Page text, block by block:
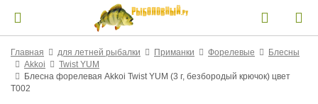
Главная для летней рыбалки Приманки Форелевые
Блесны
Akkoi
Twist YUM
Блесна форелевая Akkoi Twist YUM (3 г, безбородый крючок) цвет
T002